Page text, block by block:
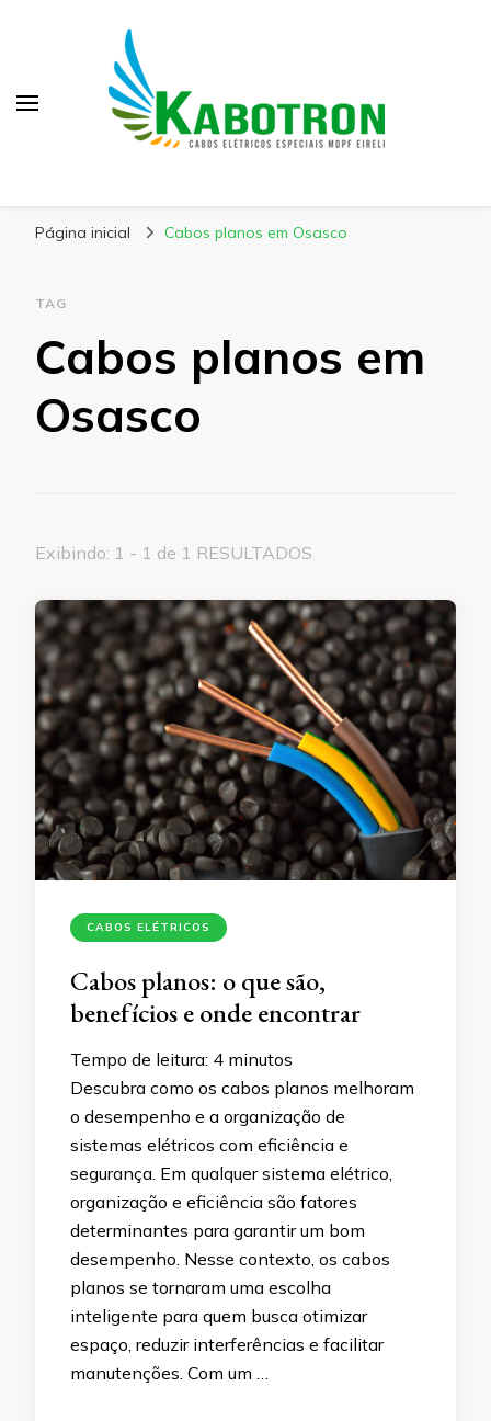
Página inicial Cabos planos em Osasco
TAG
Cabos planos em
Osasco
Exibindo: 1 - 1 de 1 RESULTADOS
CABOS ELÉTRICOS
Cabos planos: o que são,
benefícios e onde encontrar
Tempo de leitura: 4 minutos
Descubra como os cabos planos melhoram
o desempenho e a organização de
sistemas elétricos com eficiência e
segurança. Em qualquer sistema elétrico,
organização e eficiência são fatores
determinantes para garantir um bom
desempenho. Nesse contexto, os cabos
planos se tornaram uma escolha
inteligente para quem busca otimizar
espaço, reduzir interferências e facilitar
manutenções. Com um …